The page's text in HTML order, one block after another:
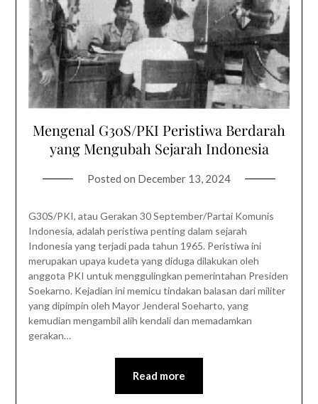
Mengenal G30S/PKI Peristiwa Berdarah
yang Mengubah Sejarah Indonesia
Posted on December 13, 2024
G30S/PKI, atau Gerakan 30 September/Partai Komunis
Indonesia, adalah peristiwa penting dalam sejarah
Indonesia yang terjadi pada tahun 1965. Peristiwa ini
merupakan upaya kudeta yang diduga dilakukan oleh
anggota PKI untuk menggulingkan pemerintahan Presiden
Soekarno. Kejadian ini memicu tindakan balasan dari militer
yang dipimpin oleh Mayor Jenderal Soeharto, yang
kemudian mengambil alih kendali dan memadamkan
gerakan…
Read more